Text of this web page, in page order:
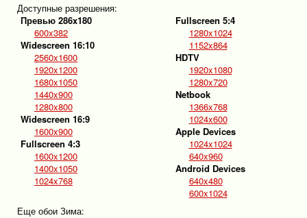
Доступные разрешения:
Превью 286x180
600x382
Widescreen 16:10
2560x1600
1920x1200
1680x1050
1440x900
1280x800
Widescreen 16:9
1600x900
Fullscreen 4:3
1600x1200
1400x1050
1024x768
Fullscreen 5:4
1280x1024
1152x864
HDTV
1920x1080
1280x720
Netbook
1366x768
1024x600
Apple Devices
1024x1024
640x960
Android Devices
640x480
600x1024
Еще обои Зима: